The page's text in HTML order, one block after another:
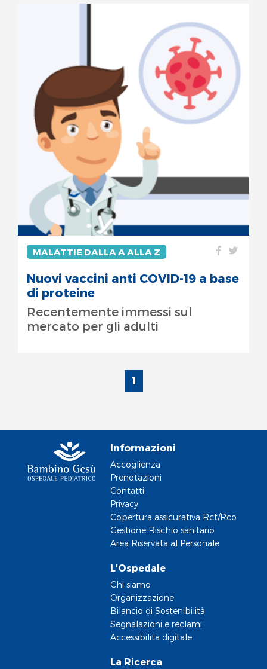
MALATTIE DALLA A ALLA Z
Nuovi vaccini anti COVID-19 a base
di proteine
Recentemente immessi sul
mercato per gli adulti
1
Informazioni
Accoglienza
Prenotazioni
Contatti
Privacy
Copertura assicurativa Rct/Rco
Gestione Rischio sanitario
Area Riservata al Personale
L'Ospedale
Chi siamo
Organizzazione
Bilancio di Sostenibilità
Segnalazioni e reclami
Accessibilità digitale
La Ricerca